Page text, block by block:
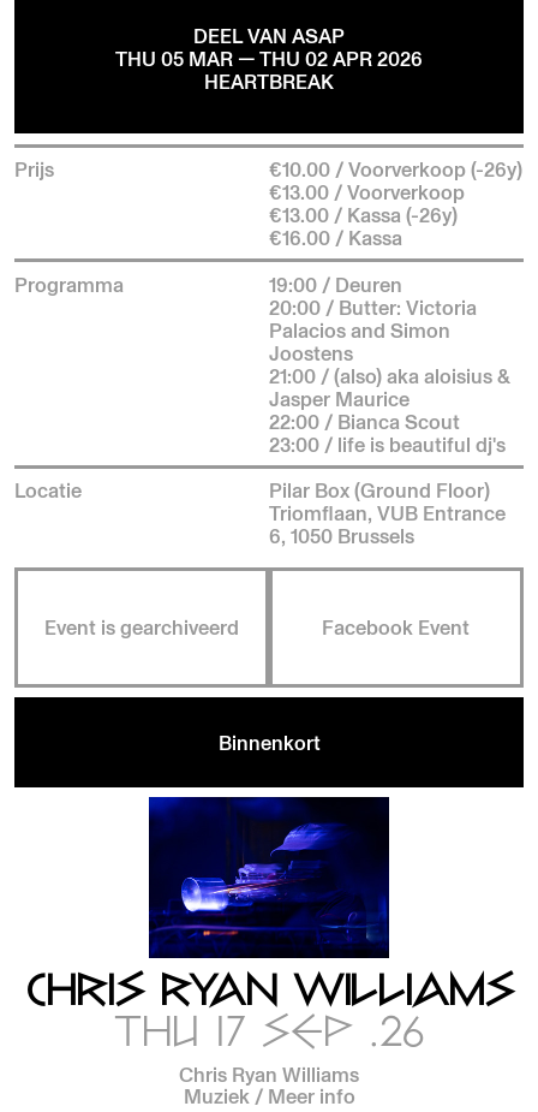
DEEL VAN ASAP
THU 05 MAR — THU 02 APR 2026
HEARTBREAK
Prijs
€10.00 / Voorverkoop (-26y)
€13.00 / Voorverkoop
€13.00 / Kassa (-26y)
€16.00 / Kassa
Programma
19:00 / Deuren
20:00 / Butter: Victoria
Palacios and Simon
Joostens
21:00 / (also) aka aloisius &
Jasper Maurice
22:00 / Bianca Scout
23:00 / life is beautiful dj's
Locatie
Pilar Box (Ground Floor)
Triomflaan, VUB Entrance
6, 1050 Brussels
Event is gearchiveerd Facebook Event
Binnenkort
CHRIS RYAN WILLIAMS
THU 17 SEP .26
Chris Ryan Williams
Muziek /Meer info